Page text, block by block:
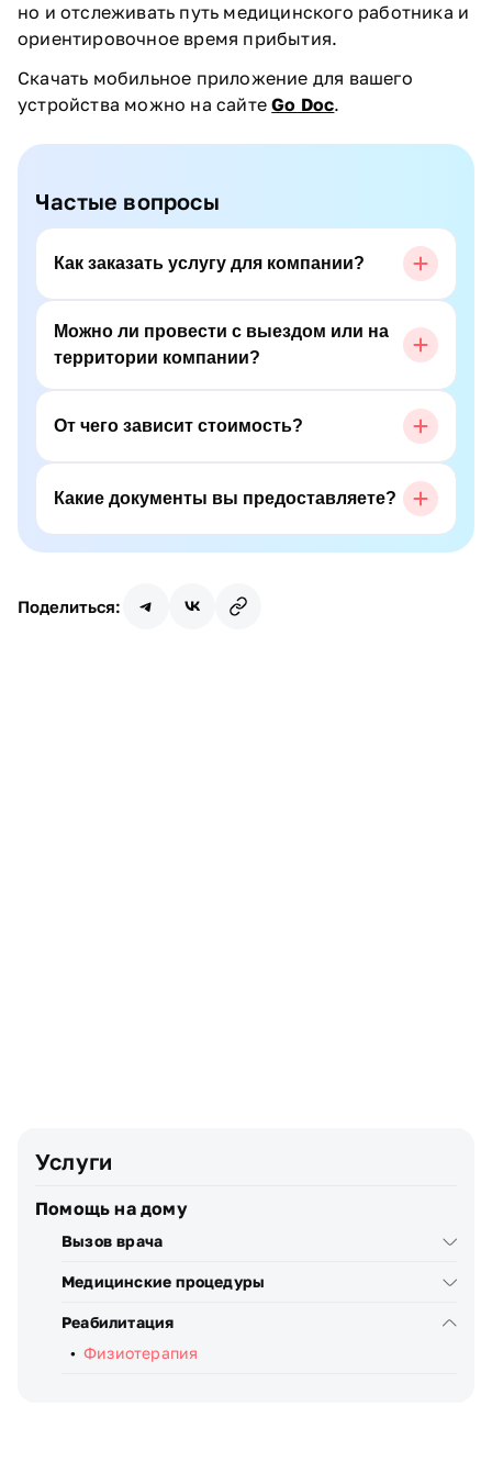
но и отслеживать путь медицинского работника и
ориентировочное время прибытия.
Скачать мобильное приложение для вашего
устройства можно на сайтеGo Doc.
Частые вопросы
Как заказать услугу для компании?
Можно ли провести с выездом или на
территории компании?
От чего зависит стоимость?
Какие документы вы предоставляете?
Поделиться:
Услуги
Помощь на дому
Вызов врача
Медицинские процедуры
Реабилитация
Физиотерапия